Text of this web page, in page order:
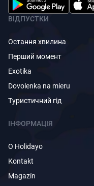
ВІДПУСТКИ
Остання хвилина
Перший момент
Exotika
Dovolenka na mieru
Туристичний гід
ІНФОРМАЦІЯ
O Holidayo
Kontakt
Magazín